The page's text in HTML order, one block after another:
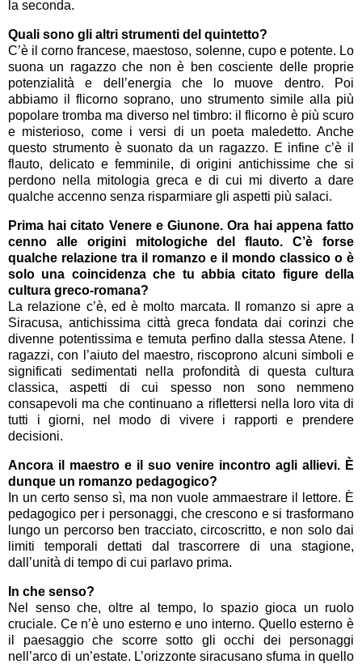
la seconda.
Quali sono gli altri strumenti del quintetto?
C’è il corno francese, maestoso, solenne, cupo e potente. Lo
suona un ragazzo che non è ben cosciente delle proprie
potenzialità e dell’energia che lo muove dentro. Poi
abbiamo il flicorno soprano, uno strumento simile alla più
popolare tromba ma diverso nel timbro: il flicorno è più scuro
e misterioso, come i versi di un poeta maledetto. Anche
questo strumento è suonato da un ragazzo. E infine c’è il
flauto, delicato e femminile, di origini antichissime che si
perdono nella mitologia greca e di cui mi diverto a dare
qualche accenno senza risparmiare gli aspetti più salaci.
Prima hai citato Venere e Giunone. Ora hai appena fatto
cenno alle origini mitologiche del flauto. C’è forse
qualche relazione tra il romanzo e il mondo classico o è
solo una coincidenza che tu abbia citato figure della
cultura greco-romana?
La relazione c’è, ed è molto marcata. Il romanzo si apre a
Siracusa, antichissima città greca fondata dai corinzi che
divenne potentissima e temuta perfino dalla stessa Atene. I
ragazzi, con l’aiuto del maestro, riscoprono alcuni simboli e
significati sedimentati nella profondità di questa cultura
classica, aspetti di cui spesso non sono nemmeno
consapevoli ma che continuano a riflettersi nella loro vita di
tutti i giorni, nel modo di vivere i rapporti e prendere
decisioni.
Ancora il maestro e il suo venire incontro agli allievi. È
dunque un romanzo pedagogico?
In un certo senso sì, ma non vuole ammaestrare il lettore. È
pedagogico per i personaggi, che crescono e si trasformano
lungo un percorso ben tracciato, circoscritto, e non solo dai
limiti temporali dettati dal trascorrere di una stagione,
dall’unità di tempo di cui parlavo prima.
In che senso?
Nel senso che, oltre al tempo, lo spazio gioca un ruolo
cruciale. Ce n’è uno esterno e uno interno. Quello esterno è
il paesaggio che scorre sotto gli occhi dei personaggi
nell’arco di un’estate. L’orizzonte siracusano sfuma in quello